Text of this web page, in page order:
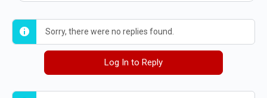
Sorry, there were no replies found.
Log In to Reply